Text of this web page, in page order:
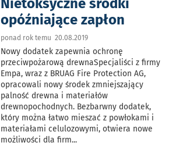
Nietoksyczne środki
opóźniające zapłon
ponad rok temu 20.08.2019
Nowy dodatek zapewnia ochronę
przeciwpożarową drewnaSpecjaliści z firmy
Empa, wraz z BRUAG Fire Protection AG,
opracowali nowy środek zmniejszający
palność drewna i materiałów
drewnopochodnych. Bezbarwny dodatek,
który można łatwo mieszać z powłokami i
materiałami celulozowymi, otwiera nowe
możliwości dla firm...